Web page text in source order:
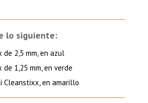
lo siguiente:
de 2,5 mm, en azul
1,25 mm, en verde
Cleanstixx, en amarillo